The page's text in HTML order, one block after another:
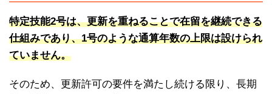
特定技能2号は、更新を重ねることで在留を継続できる
仕組みであり、1号のような通算年数の上限は設けられ
ていません。
そのため、更新許可の要件を満たし続ける限り、長期